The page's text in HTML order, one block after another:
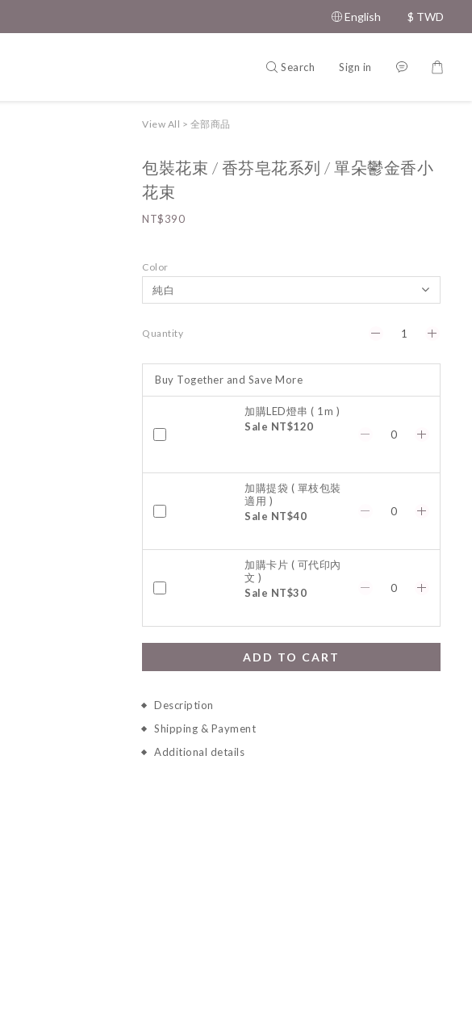
English $ TWD
Search Sign in
View All > 全部商品
包裝花束 / 香芬皂花系列 / 單朵鬱金香小
花束
NT$390
Color
Quantity
Buy Together and Save More
加購LED燈串 ( 1m )
Sale NT$120
加購提袋 ( 單枝包裝
適用 )
Sale NT$40
加購卡片 ( 可代印內
文 )
Sale NT$30
ADD TO CART
Description
Shipping & Payment
Additional details